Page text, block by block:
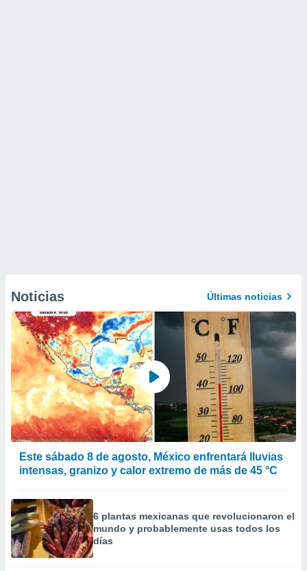
Noticias Últimas noticias
Este sábado 8 de agosto, México enfrentará lluvias
intensas, granizo y calor extremo de más de 45 °C
6 plantas mexicanas que revolucionaron el
mundo y probablemente usas todos los
días